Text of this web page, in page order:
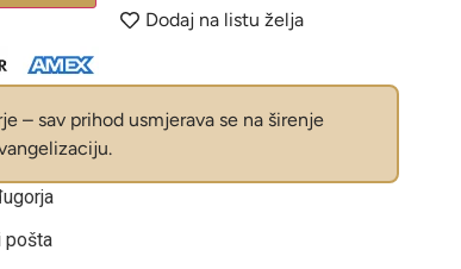
Dodaj na listu želja
– sav prihod usmjerava se na širenje
pošta